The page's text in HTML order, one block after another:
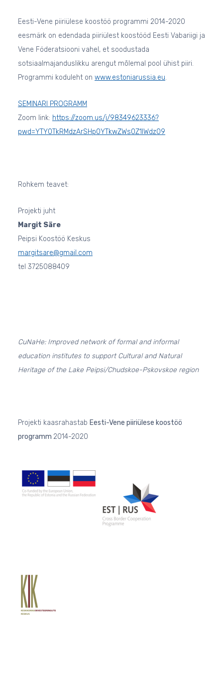
Eesti-Vene piiriülese koostöö programmi 2014-2020
eesmärk on edendada piiriülest koostööd Eesti Vabariigi ja
Vene Föderatsiooni vahel, et soodustada
sotsiaalmajanduslikku arengut mõlemal pool ühist piiri.
Programmi koduleht on www.estoniarussia.eu.
SEMINARI PROGRAMM
Zoom link: https://zoom.us/j/98349623336?
pwd=YTY0TkRMdzArSHp0YTkwZWs0Z1lWdz09
Rohkem teavet:
Projekti juht
Margit Säre
Peipsi Koostöö Keskus
margitsare@gmail.com
tel 3725088409
CuNaHe: Improved network of formal and informal
education institutes to support Cultural and Natural
Heritage of the Lake Peipsi/Chudskoe-Pskovskoe region
Projekti kaasrahastab Eesti-Vene piiriülese koostöö
programm 2014-2020